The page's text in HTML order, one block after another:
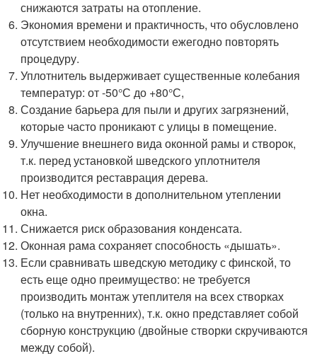
снижаются затраты на отопление.
Экономия времени и практичность, что обусловлено
отсутствием необходимости ежегодно повторять
процедуру.
Уплотнитель выдерживает существенные колебания
температур: от -50°С до +80°С,
Создание барьера для пыли и других загрязнений,
которые часто проникают с улицы в помещение.
Улучшение внешнего вида оконной рамы и створок,
т.к. перед установкой шведского уплотнителя
производится реставрация дерева.
Нет необходимости в дополнительном утеплении
окна.
Снижается риск образования конденсата.
Оконная рама сохраняет способность «дышать».
Если сравнивать шведскую методику с финской, то
есть еще одно преимущество: не требуется
производить монтаж утеплителя на всех створках
(только на внутренних), т.к. окно представляет собой
сборную конструкцию (двойные створки скручиваются
между собой).